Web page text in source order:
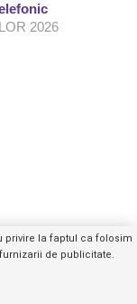
mesaj privat
2026
privire la faptul ca folosim
de publicitate.